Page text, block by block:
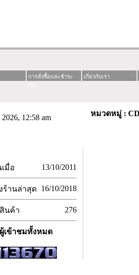
การสั่งซื้อและชำระ
เกี่ยวกับเรา
12:58 am
มื่อ 13/10/2011
ร้านล่าสุด 16/10/2018
นค้า 276
ผู้เข้าชมทั้งหมด
หมวดหมู่ :